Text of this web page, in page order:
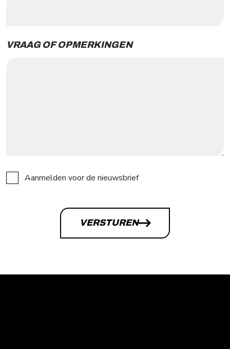
VRAAG OF OPMERKINGEN
NIEUWSBRIEF
Aanmelden voor de nieuwsbrief
VERSTUREN